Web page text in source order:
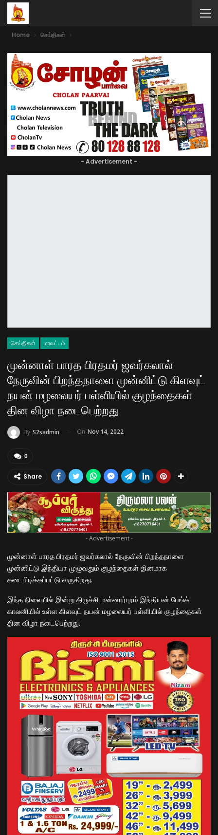
Home செய்திகள்
- Advertisement -
செய்திகள் மாவட்டம்
முன்னாள் பாரத பிரதமர் ஜவர்கலால்
நேருவின் பிறந்தநாளை முன்னிட்டு கிளவுட்
நயன் மழலையர் பள்ளியில் குழந்தைகள்
தின விழா நடைபெற்றது
By S2sadmin On Nov 14, 2022
0
Share
- Advertisement -
முன்னாள் பாரத பிரதமர் ஜவர்கலால் நேருவின் பிறந்தநாளை
முன்னிட்டு இந்தியா முழுவதும் குழந்தைகள் தினமாக
கடைபிடிக்கப்பட்டு வருகிறது.
இந்த நிலையில் இன்று திருச்சி மன்னார்புரம் இந்தியன் பேங்க்
காலனியில் உள்ள கிளவுட் நயன் மழலையர் பள்ளியில் குழந்தைகள்
தின விழா நடைபெற்றது.